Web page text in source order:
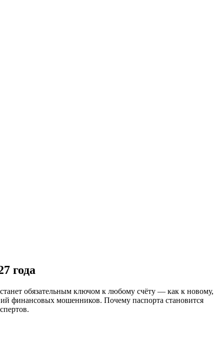
года
обязательным ключом к любому счёту — как к новому,
финансовых мошенников. Почему паспорта становится